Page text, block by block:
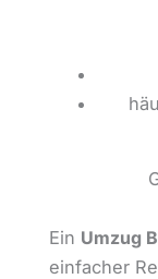
Ein Umzug
einfacher